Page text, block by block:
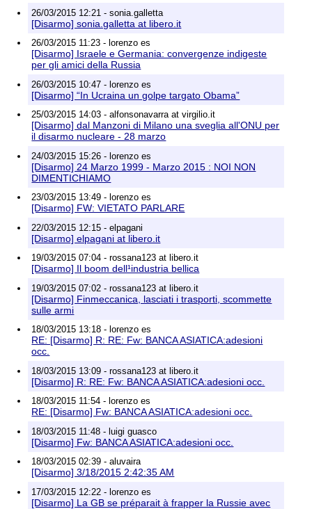
26/03/2015 12:21 - sonia.galletta
[Disarmo] sonia.galletta at libero.it
26/03/2015 11:23 - lorenzo es
[Disarmo] Israele e Germania: convergenze indigeste
per gli amici della Russia
26/03/2015 10:47 - lorenzo es
[Disarmo] “In Ucraina un golpe targato Obama”
25/03/2015 14:03 - alfonsonavarra at virgilio.it
[Disarmo] dal Manzoni di Milano una sveglia all'ONU per
il disarmo nucleare - 28 marzo
24/03/2015 15:26 - lorenzo es
[Disarmo] 24 Marzo 1999 - Marzo 2015 : NOI NON
DIMENTICHIAMO
23/03/2015 13:49 - lorenzo es
[Disarmo] FW: VIETATO PARLARE
22/03/2015 12:15 - elpagani
[Disarmo] elpagani at libero.it
19/03/2015 07:04 - rossana123 at libero.it
[Disarmo] Il boom dell¹industria bellica
19/03/2015 07:02 - rossana123 at libero.it
[Disarmo] Finmeccanica, lasciati i trasporti, scommette
sulle armi
18/03/2015 13:18 - lorenzo es
RE: [Disarmo] R: RE: Fw: BANCA ASIATICA:adesioni
occ.
18/03/2015 13:09 - rossana123 at libero.it
[Disarmo] R: RE: Fw: BANCA ASIATICA:adesioni occ.
18/03/2015 11:54 - lorenzo es
RE: [Disarmo] Fw: BANCA ASIATICA:adesioni occ.
18/03/2015 11:48 - luigi guasco
[Disarmo] Fw: BANCA ASIATICA:adesioni occ.
18/03/2015 02:39 - aluvaira
[Disarmo] 3/18/2015 2:42:35 AM
17/03/2015 12:22 - lorenzo es
[Disarmo] La GB se préparait à frapper la Russie avec